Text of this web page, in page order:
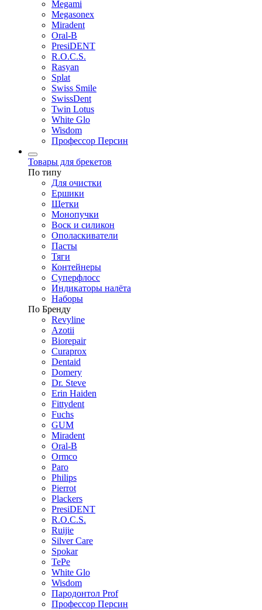
Megami
Megasonex
Miradent
Oral-B
PresiDENT
R.O.C.S.
Rasyan
Splat
Swiss Smile
SwissDent
Twin Lotus
White Glo
Wisdom
Профессор Персин
Товары для брекетов
По типу
Для очистки
Ершики
Щетки
Монопучки
Воск и силикон
Ополаскиватели
Пасты
Тяги
Контейнеры
Суперфлосс
Индикаторы налёта
Наборы
По Бренду
Revyline
Azotii
Biorepair
Curaprox
Dentaid
Domery
Dr. Steve
Erin Haiden
Fittydent
Fuchs
GUM
Miradent
Oral-B
Ormco
Paro
Philips
Pierrot
Plackers
PresiDENT
R.O.C.S.
Ruijie
Silver Care
Spokar
TePe
White Glo
Wisdom
Пародонтол Prof
Профессор Персин